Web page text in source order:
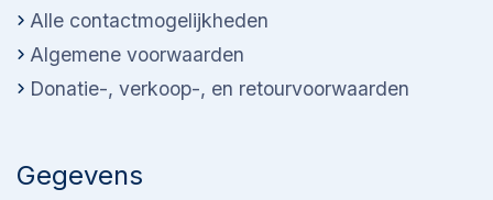
Alle contactmogelijkheden
Algemene voorwaarden
Donatie-, verkoop-, en retourvoorwaarden
Gegevens